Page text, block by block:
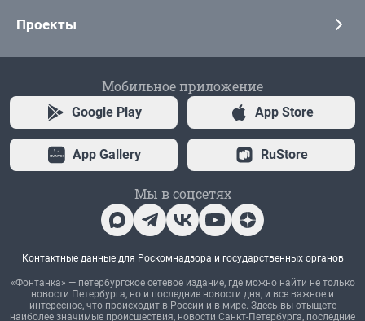
Проекты
Мобильное приложение
Google Play App Store
App Gallery RuStore
Мы в соцсетях
Контактные данные для Роскомнадзора и государственных органов
«Фонтанка» — петербургское сетевое издание, где можно найти не только
новости Петербурга, но и последние новости дня, и все важное и
интересное, что происходит в России и в мире. Здесь вы отыщете
наиболее значимые происшествия, новости Санкт-Петербурга, последние